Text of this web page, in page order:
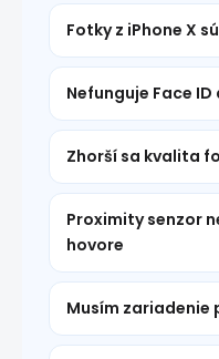
Fotky z iPhone X
Nefunguje Face
Zhorší sa kvalita
Proximity senzor
hovore
Musím zariadenie